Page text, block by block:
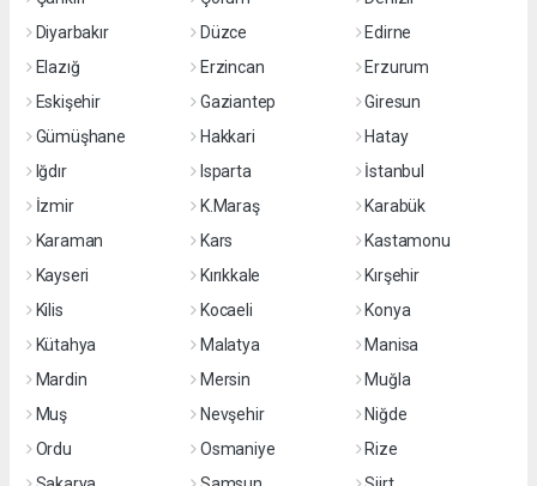
Diyarbakır
Düzce
Edirne
Elazığ
Erzincan
Erzurum
Eskişehir
Gaziantep
Giresun
Gümüşhane
Hakkari
Hatay
Iğdır
Isparta
İstanbul
İzmir
K.Maraş
Karabük
Karaman
Kars
Kastamonu
Kayseri
Kırıkkale
Kırşehir
Kilis
Kocaeli
Konya
Kütahya
Malatya
Manisa
Mardin
Mersin
Muğla
Muş
Nevşehir
Niğde
Ordu
Osmaniye
Rize